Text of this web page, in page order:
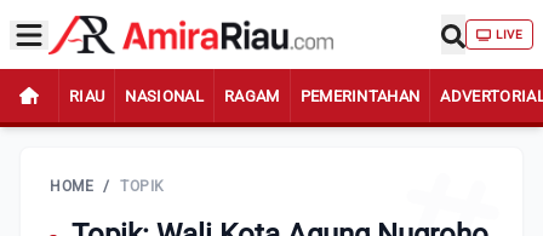
LIVE
RIAU NASIONAL RAGAM PEMERINTAHAN
HOME / TOPIK